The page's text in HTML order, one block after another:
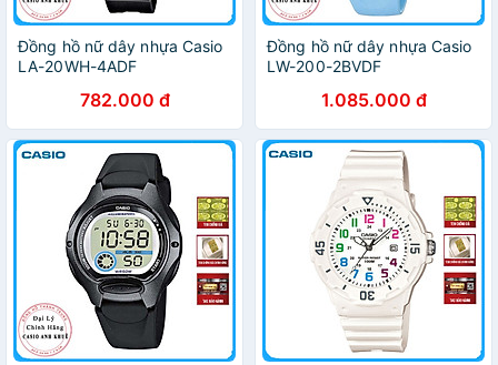
Đồng hồ nữ dây nhựa Casio
LA-20WH-4ADF
782.000 đ
Đồng hồ nữ dây nhựa Casio
LW-200-2BVDF
1.085.000 đ